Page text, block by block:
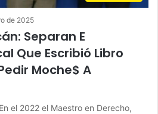
de 2025
Separan E
Que Escribió Libro
Moche$ A
el 2022 el Maestro en Derecho,